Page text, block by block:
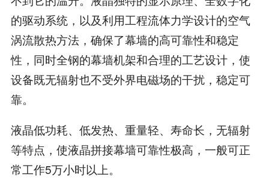
的驱动系统，以及利用工程流体力学设计的空气
涡流散热方法，确保了幕墙的高可靠性和稳定
性，同时全钢的幕墙机架和合理的工艺设计，使
设备既无辐射也不受外界电磁场的干扰，稳定可
靠。
液晶低功耗、低发热、重量轻、寿命长，无辐射
等特点，使液晶拼接幕墙可靠性极高，一般可正
常工作5万小时以上。